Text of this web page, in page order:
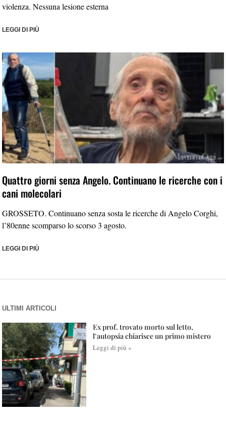
violenza. Nessuna lesione esterna
LEGGI DI PIÙ
Quattro giorni senza Angelo. Continuano le ricerche con i
cani molecolari
GROSSETO. Continuano senza sosta le ricerche di Angelo Corghi,
l’80enne scomparso lo scorso 3 agosto.
LEGGI DI PIÙ
ULTIMI ARTICOLI
Ex prof. trovato morto sul letto,
l’autopsia chiarisce un primo mistero
Leggi di più »